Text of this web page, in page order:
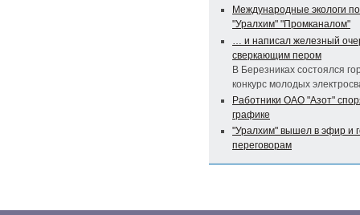
Международные экологи
"Уралхим" "Промканалом"
… и написал железный
сверкающим пером
В Березниках состоялся
конкурс молодых
Работники ОАО "Азот"
графике
"Уралхим" вышел в эфир и
переговорам